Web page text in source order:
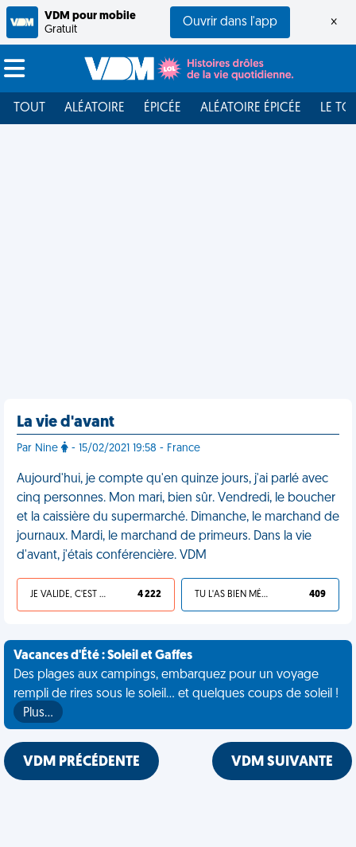
VDM pour mobile
Gratuit
Ouvrir dans l'app ×
TOUT ALÉATOIRE ÉPICÉE ALÉATOIRE ÉPICÉE LE
La vie d'avant
Par Nine - 15/02/2021 19:58 - France
Aujourd'hui, je compte qu'en quinze jours, j'ai parlé avec
cinq personnes. Mon mari, bien sûr. Vendredi, le boucher
et la caissière du supermarché. Dimanche, le marchand de
journaux. Mardi, le marchand de primeurs. Dans la vie
d'avant, j'étais conférencière. VDM
JE VALIDE, C'EST UNE VDM 4 222 TU L'AS BIEN MÉRITÉ 409
Vacances d'Été : Soleil et Gaffes
Des plages aux campings, embarquez pour un voyage
rempli de rires sous le soleil... et quelques coups de soleil !
Plus…
VDM PRÉCÉDENTE VDM SUIVANTE